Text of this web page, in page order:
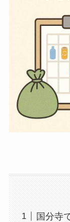
国分寺